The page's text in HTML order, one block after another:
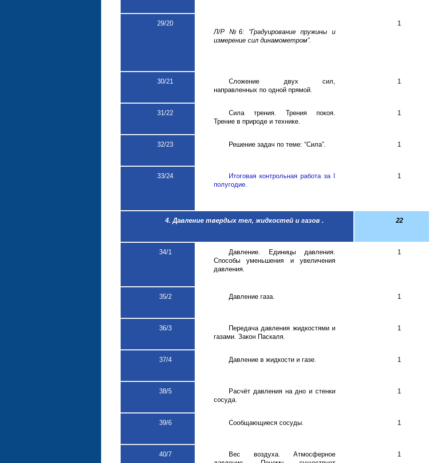
29/20
Л/Р №6: “Градуирование пружины и
измерение сил динамометром”.
1
30/21
Сложение двух сил,
направленных по одной прямой.
1
31/22
Сила трения. Трения покоя.
Трение в природе и технике.
1
32/23 Решение задач по теме: “Сила”. 1
33/24 Итоговая контрольная работа за
полугодие.
1
4. Давление твердых тел, жидкостей и газов . 22
34/1
Давление. Единицы давления.
Способы уменьшения и увеличения
давления.
1
35/2 Давление газа. 1
36/3
Передача давления жидкостями и
газами. Закон Паскаля.
1
37/4 Давление в жидкости и газе. 1
38/5
Расчёт давления на дно и стенки
сосуда.
1
39/6 Сообщающиеся сосуды. 1
40/7
Вес воздуха. Атмосферное
1